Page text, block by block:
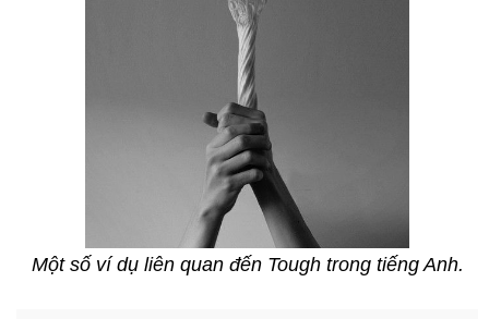
Một số ví dụ liên quan đến Tough trong tiếng Anh.